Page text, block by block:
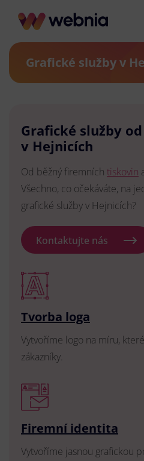
Grafické služby v
Grafické služby od
v Hejnicích
Od běžný firemních tiskovin
Všechno, co očekáváte, na
grafické služby v Hejnicích?
Kontaktujte nás
Tvorba loga
Vytvoříme logo na míru,
zákazníky.
Firemní identita
Vytvoříme jasnou grafickou